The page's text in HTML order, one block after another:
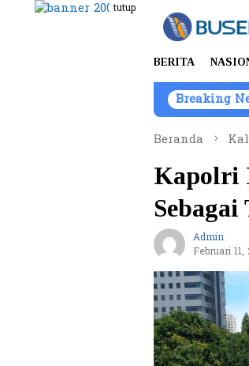
Loncat
tutup
BERITA
Breaking
Atas Nama PT Mitra Usaha Properti
Beranda
Kapolri
Admin
Februari 11,